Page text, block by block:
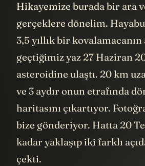
Hikayemize burada bir ara
gerçeklere dönelim.
3,5 yıllık bir kovalamacanın
geçtiğimiz yaz 27 Haziran
asteroidine ulaştı. 20 km
ve 3 aydır onun etrafında
haritasını çıkartıyor.
bize gönderiyor. Hatta 20
kadar yaklaşıp iki farklı
çekti.